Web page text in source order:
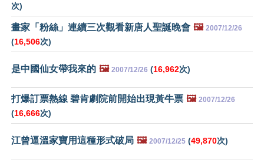
次)
畫家「粉絲」連續三次觀看新唐人聖誕晚會 🖼️ 2007/12/26
(16,506次)
是中國仙女帶我來的 🖼️ 2007/12/26 (16,962次)
打爆訂票熱線 碧肯劇院前開始出現黃牛票 🖼️ 2007/12/26
(16,666次)
江曾逼溫家寶用這種形式破局 🖼️ 2007/12/25 (49,870次)